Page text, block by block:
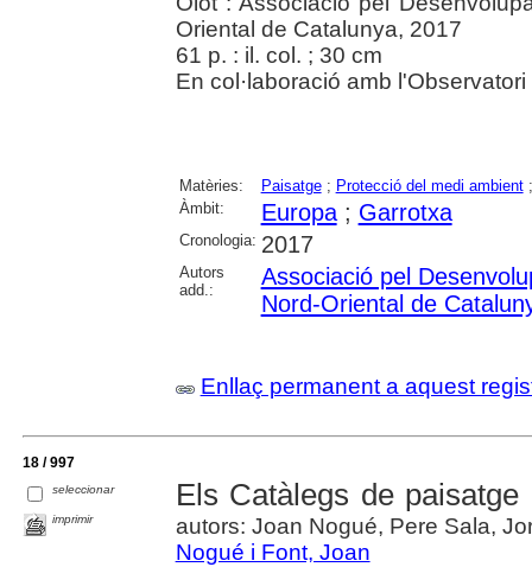
Oriental de Catalunya, 2017
61 p. : il. col. ; 30 cm
En col·laboració amb
Matèries: Paisatge; Protecció del medi ambient
Àmbit:
Europa; Garrotxa
Cronologia: 2017
Autors
add.:
Associació pel
Nord-Oriental de
Enllaç permanent a aquest
18 / 997
seleccionar
imprimir
Els Catàlegs de
autors: Joan Nogué, Pere Sala,
Nogué i Font, Joan